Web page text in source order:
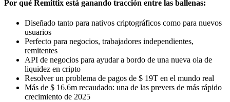
Por qué Remittix está ganando tracción entre las ballenas:
Diseñado tanto para nativos criptográficos como para nuevos
usuarios
Perfecto para negocios, trabajadores independientes,
remitentes
API de negocios para ayudar a bordo de una nueva ola de
liquidez en cripto
Resolver un problema de pagos de $ 19T en el mundo real
Más de $ 16.6m recaudado: una de las prevers de más rápido
crecimiento de 2025